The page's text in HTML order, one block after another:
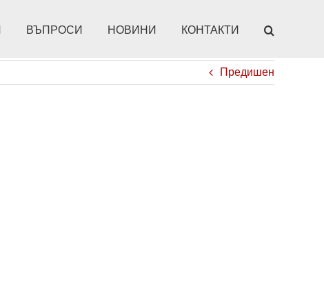
ВЪПРОСИ НОВИНИ КОНТАКТИ
Предишен